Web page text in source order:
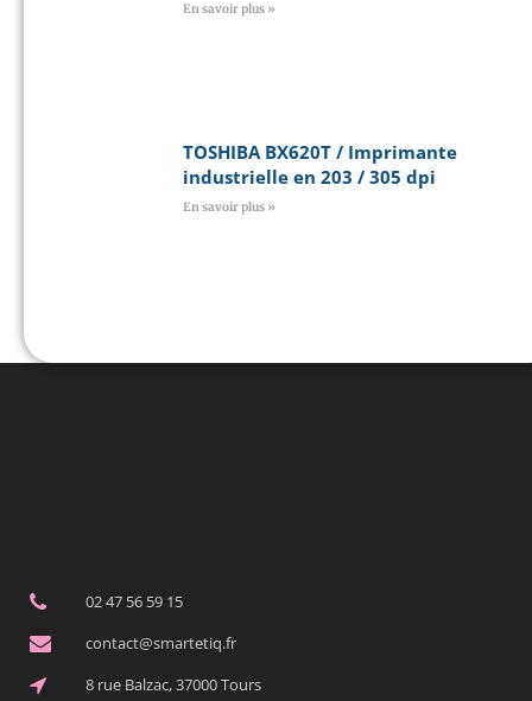
En savoir plus »
TOSHIBA BX620T / Imprimante
industrielle en 203 / 305 dpi
En savoir plus »
02 47 56 59 15
contact@smartetiq.fr
8 rue Balzac, 37000 Tours